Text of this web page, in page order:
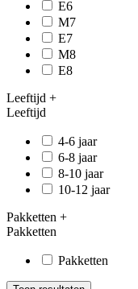
E6
M7
E7
M8
E8
Leeftijd +
Leeftijd
4-6 jaar
6-8 jaar
8-10 jaar
10-12 jaar
Pakketten +
Pakketten
Pakketten